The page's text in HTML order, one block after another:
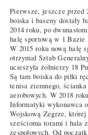
Pierwsze, jeszcze przed
boiska i baseny dostały
2014 roku, po
halę sportową w 1
W 2015 roku nową halę
otrzymał Sztab
ucieszyła żołnierzy 18
Są tam boiska do piłki
tenisa ziemnego,
aerobowych. W 2018
Informatyki wykonawca
Wojskową Zegrze,
sześcioma torami i hala
zespołowych. Od